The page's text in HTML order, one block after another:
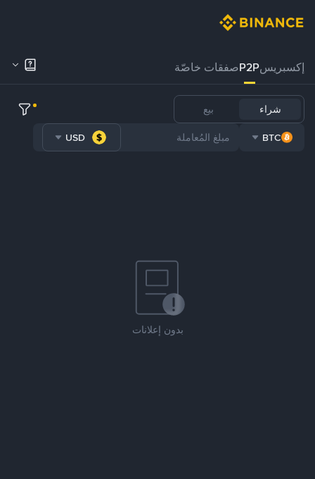
إكسبريسP2Pصفقات خاصّة
شراء بيع
BTC
USD
بدون إعلانات